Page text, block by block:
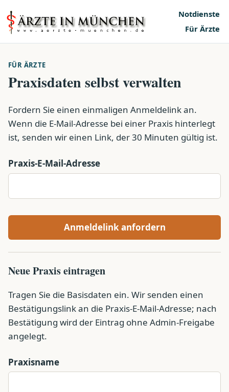
Notdienste
Für Ärzte
FÜR ÄRZTE
Praxisdaten selbst verwalten
Fordern Sie einen einmaligen Anmeldelink an.
Wenn die E-Mail-Adresse bei einer Praxis hinterlegt
ist, senden wir einen Link, der 30 Minuten gültig ist.
Praxis-E-Mail-Adresse
Anmeldelink anfordern
Neue Praxis eintragen
Tragen Sie die Basisdaten ein. Wir senden einen
Bestätigungslink an die Praxis-E-Mail-Adresse; nach
Bestätigung wird der Eintrag ohne Admin-Freigabe
angelegt.
Praxisname